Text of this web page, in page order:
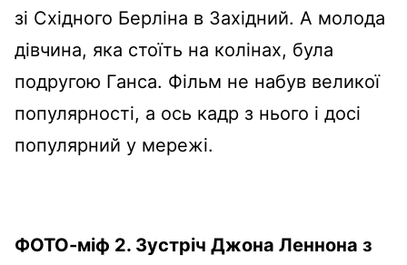
зі Східного Берліна в Західний. А молода
дівчина, яка стоїть на колінах, була
подругою Ганса. Фільм не набув великої
популярності, а ось кадр з нього і досі
популярний у мережі.
ФОТО-міф 2. Зустріч Джона Леннона з